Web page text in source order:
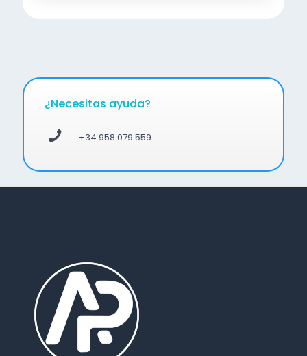
¿Necesitas ayuda?
+34 958 079 559